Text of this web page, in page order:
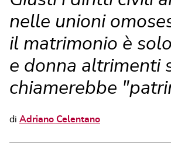
nelle unioni
il matrimonio è
e donna altrimenti
chiamerebbe
di Adriano Celentano